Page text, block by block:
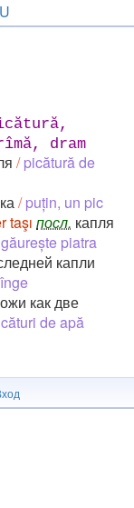
dram
/ picătură de
/ puțin, un pic
taşı посл. капля
piatra
капли
как две
de apă